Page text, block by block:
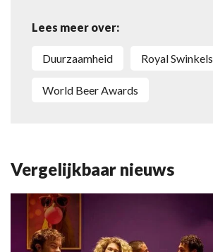
Lees meer over:
duurzaamheid Royal Swinkels
World Beer Awards
Vergelijkbaar nieuws